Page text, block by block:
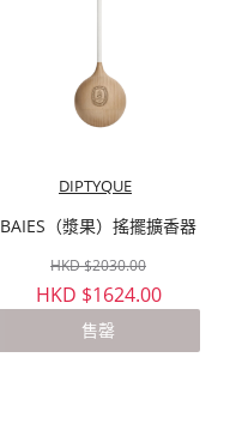
DIPTYQUE
BAIES（漿果）搖擺擴香器
HKD $2030.00
HKD $1624.00
售罄